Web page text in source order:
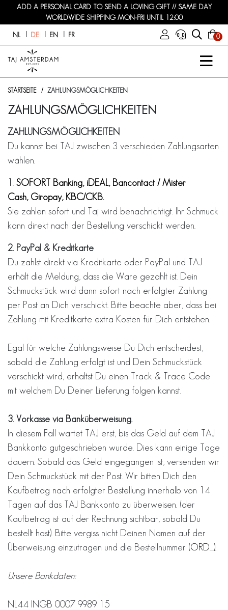
ADD A PERSONAL CARD TO SEND A LOVING GIFT // SAME DAY
WORLDWIDE SHIPPING MON-FRI UNTIL 12:00
NL DE EN FR 0
STARTSEITE ZAHLUNGSMÖGLICHKEITEN
ZAHLUNGSMÖGLICHKEITEN
ZAHLUNGSMÖGLICHKEITEN
Du kannst bei TAJ zwischen 3 verschieden Zahlungsarten
wählen.
1 SOFORT Banking, iDEAL, Bancontact / Mister
Cash, Giropay, KBC/CKB.
Sie zahlen sofort und Taj wird benachrichtigt. Ihr Schmuck
kann direkt nach der Bestellung verschickt werden.
2. PayPal & Kreditkarte
Du zahlst direkt via Kreditkarte oder PayPal und TAJ
erhält die Meldung, dass die Ware gezahlt ist. Dein
Schmuckstück wird dann sofort nach erfolgter Zahlung
per Post an Dich verschickt. Bitte beachte aber, dass bei
Zahlung mit Kreditkarte extra Kosten für Dich entstehen.
Egal für welche Zahlungsweise Du Dich entscheidest,
sobald die Zahlung erfolgt ist und Dein Schmuckstück
verschickt wird, erhältst Du einen Track & Trace Code
mit welchem Du Deiner Lieferung folgen kannst.
3. Vorkasse via Banküberweisung.
In diesem Fall wartet TAJ erst, bis das Geld auf dem TAJ
Bankkonto gutgeschrieben wurde. Dies kann einige Tage
dauern. Sobald das Geld eingegangen ist, versenden wir
Dein Schmuckstück mit der Post. Wir bitten Dich den
Kaufbetrag nach erfolgter Bestellung innerhalb von 14
Tagen auf das TAJ Bankkonto zu überweisen. (der
Kaufbetrag ist auf der Rechnung sichtbar, sobald Du
bestellt hast). Bitte vergiss nicht Deinen Namen auf der
Überweisung einzutragen und die Bestellnummer (ORD....).
Unsere Bankdaten:
NL44 INGB 0007 9989 15